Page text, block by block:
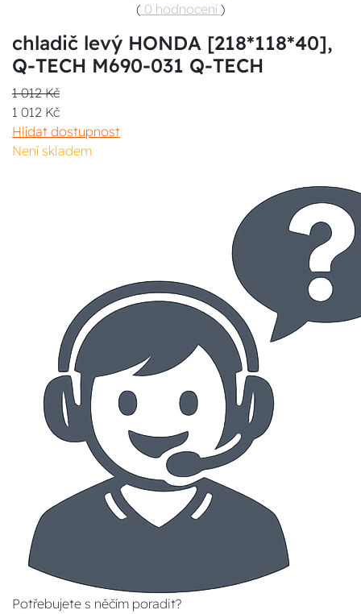
( 0 hodnocení )
chladič levý HONDA [218*118*40],
Q-TECH M690-031 Q-TECH
1 012 Kč
1 012 Kč
Hlídat dostupnost
Není skladem
Potřebujete s něčím poradit?